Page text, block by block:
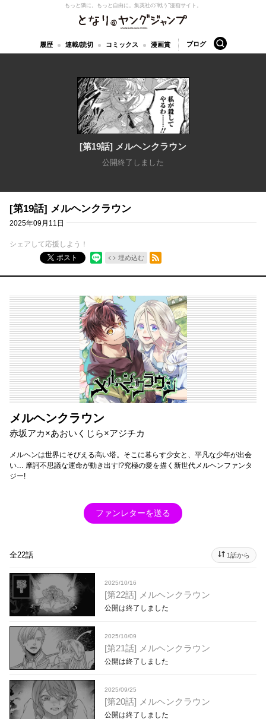
となりのヤングジャンプ
もっと隣に。もっと自由に。 集英社の“戦う”漫画サイト。
履歴 連載/読切 コミックス 漫画賞 ブログ 検索
[第19話] メルヘンクラウン
公開終了しました
[第19話] メルヘンクラウン
2025年09月11日
シェアして応援しよう！
ポスト
埋め込む
RSSフィード
メルヘンクラウン
赤坂アカ×あおいくじら×アジチカ
メルヘンは世界にそびえる高い塔。そこに暮らす少女と、平凡な少年が出会
い… 摩訶不思議な運命が動き出す!?究極の愛を描く新世代メルヘンファンタ
ジー!
ファンレターを送る
全22話 1話から
2025/10/16
[第22話] メルヘンクラウン
公開は終了しました
2025/10/09
[第21話] メルヘンクラウン
公開は終了しました
2025/09/25
[第20話] メルヘンクラウン
公開は終了しました